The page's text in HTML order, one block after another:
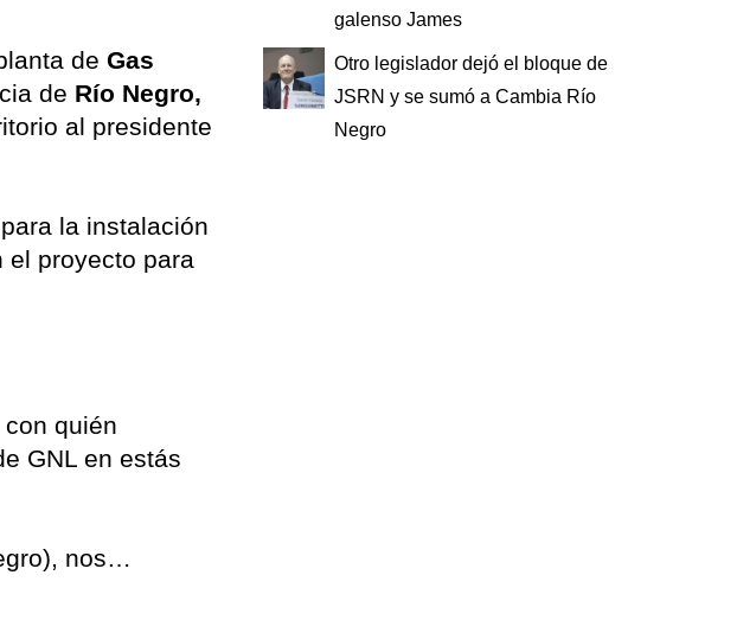
de Gas
de Río Negro,
al presidente
para la instalación
el proyecto para
quién
GNL en estás
nos…
galenso James
Otro legislador dejó el bloque de
JSRN y se sumó a Cambia Río
Negro